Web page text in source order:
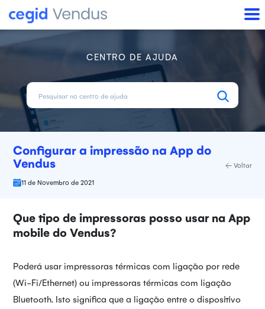
CENTRO DE AJUDA
Configurar a impressão na App do
Vendus
11 de Novembro de 2021
Voltar
Que tipo de impressoras posso usar na App
mobile do Vendus?
Poderá usar impressoras térmicas com ligação por rede
(Wi-Fi/Ethernet) ou impressoras térmicas com ligação
Bluetooth. Isto significa que a ligação entre o dispositivo